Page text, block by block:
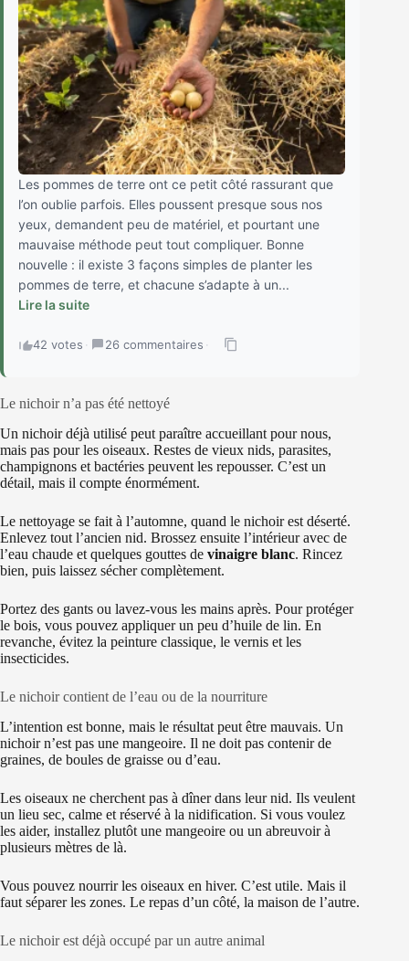
Les pommes de terre ont ce petit côté rassurant que
l’on oublie parfois. Elles poussent presque sous nos
yeux, demandent peu de matériel, et pourtant une
mauvaise méthode peut tout compliquer. Bonne
nouvelle : il existe 3 façons simples de planter les
pommes de terre, et chacune s’adapte à un...
Lire la suite
42 votes · 26 commentaires ·
Le nichoir n’a pas été nettoyé
Un nichoir déjà utilisé peut paraître accueillant pour nous,
mais pas pour les oiseaux. Restes de vieux nids, parasites,
champignons et bactéries peuvent les repousser. C’est un
détail, mais il compte énormément.
Le nettoyage se fait à l’automne, quand le nichoir est déserté.
Enlevez tout l’ancien nid. Brossez ensuite l’intérieur avec de
l’eau chaude et quelques gouttes de vinaigre blanc. Rincez
bien, puis laissez sécher complètement.
Portez des gants ou lavez-vous les mains après. Pour protéger
le bois, vous pouvez appliquer un peu d’huile de lin. En
revanche, évitez la peinture classique, le vernis et les
insecticides.
Le nichoir contient de l’eau ou de la nourriture
L’intention est bonne, mais le résultat peut être mauvais. Un
nichoir n’est pas une mangeoire. Il ne doit pas contenir de
graines, de boules de graisse ou d’eau.
Les oiseaux ne cherchent pas à dîner dans leur nid. Ils veulent
un lieu sec, calme et réservé à la nidification. Si vous voulez
les aider, installez plutôt une mangeoire ou un abreuvoir à
plusieurs mètres de là.
Vous pouvez nourrir les oiseaux en hiver. C’est utile. Mais il
faut séparer les zones. Le repas d’un côté, la maison de l’autre.
Le nichoir est déjà occupé par un autre animal